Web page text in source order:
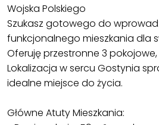
Wojska Polskiego
Szukasz gotowego do
funkcjonalnego mieszkania dla
Oferuję przestronne 3 pokojowe,
Lokalizacja w sercu Gostynia
idealne miejsce do życia.
Główne Atuty Mieszkania: